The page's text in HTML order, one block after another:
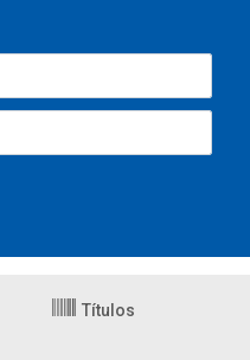
Títulos